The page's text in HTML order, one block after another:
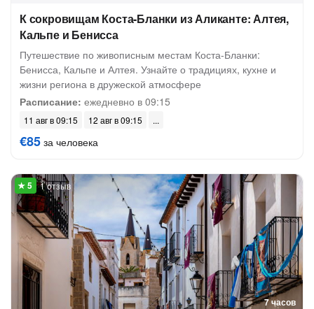
К сокровищам Коста-Бланки из Аликанте: Алтея,
Кальпе и Бенисса
Путешествие по живописным местам Коста-Бланки:
Бенисса, Кальпе и Алтея. Узнайте о традициях, кухне и
жизни региона в дружеской атмосфере
Расписание: ежедневно в 09:15
11 авг в 09:15 12 авг в 09:15
€85 за человека
7 часов
1 отзыв